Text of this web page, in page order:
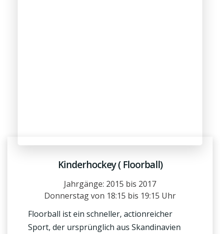
Kinderhockey ( Floorball)
Jahrgänge: 2015 bis 2017
Donnerstag von 18:15 bis 19:15 Uhr
Floorball ist ein schneller, actionreicher
Sport, der ursprünglich aus Skandinavien